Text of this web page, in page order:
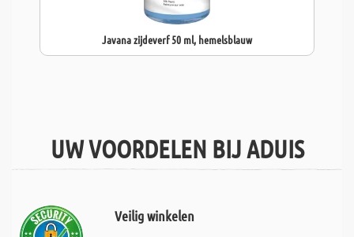
Javana zijdeverf 50 ml, hemelsblauw
UW VOORDELEN BIJ ADUIS
Veilig winkelen